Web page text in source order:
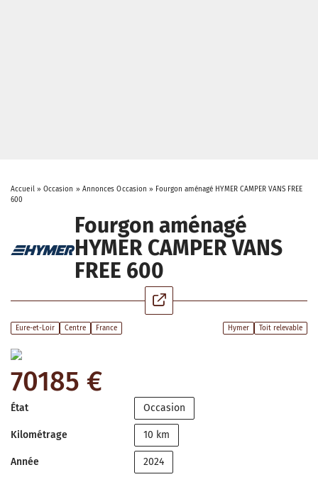
Accueil» Occasion » Annonces Occasion » Fourgon aménagé HYMER CAMPER VANS FREE
600
Fourgon aménagé
HYMER CAMPER VANS
FREE 600
Eure-et-Loir Centre France Hymer Toit relevable
70185 €
État Occasion
Kilométrage 10 km
Année 2024